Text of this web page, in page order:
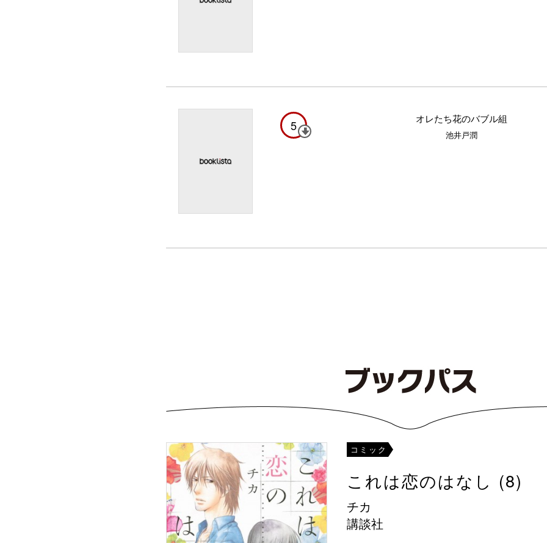
5 オレたち花のバブル組
池井戸潤
コミック
これは恋のはなし (8)
チカ
講談社